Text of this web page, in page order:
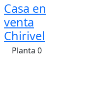
Casa en
venta
Chirivel
Planta 0